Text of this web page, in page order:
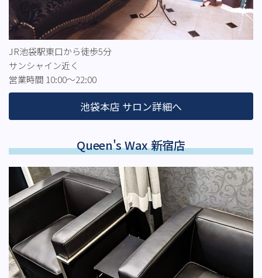
JR池袋駅東口から徒歩5分
サンシャイン近く
営業時間 10:00～22:00
池袋本店 サロン詳細へ
Queen's Wax 新宿店